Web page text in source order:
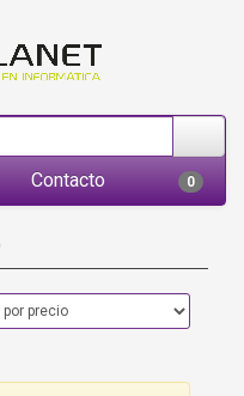
Contacto 0